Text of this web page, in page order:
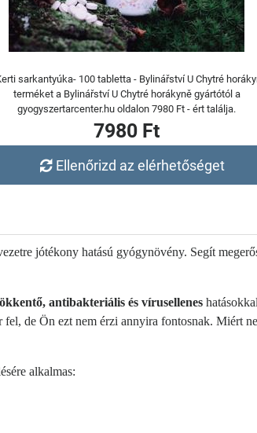
sarkantyúka- 100 tabletta - Bylinářství U Chytré
terméket a Bylinářství U Chytré horákyně gyártótól a
gyogyszertarcenter.hu oldalon 7980 Ft - ért találja.
7980 Ft
Ellenőrizd az elérhetőséget
jótékony hatású gyógynövény. Segít
antibakteriális és vírusellenes
de Ön ezt nem érzi annyira fontosnak. Miért
alkalmas: